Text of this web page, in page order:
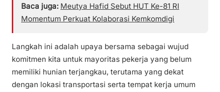
Baca juga: Meutya Hafid Sebut HUT Ke-81 RI
Momentum Perkuat Kolaborasi Kemkomdigi
Langkah ini adalah upaya bersama sebagai wujud
komitmen kita untuk mayoritas pekerja yang belum
memiliki hunian terjangkau, terutama yang dekat
dengan lokasi transportasi serta tempat kerja umum